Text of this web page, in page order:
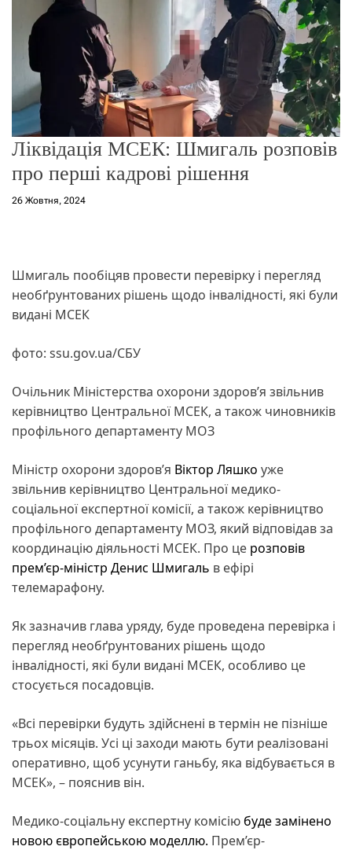
Ліквідація МСЕК: Шмигаль розповів
про перші кадрові рішення
26 Жовтня, 2024
Шмигаль пообіцяв провести перевірку і перегляд
необґрунтованих рішень щодо інвалідності, які були
видані МСЕК
фото: ssu.gov.ua/СБУ
Очільник Міністерства охорони здоров’я звільнив
керівництво Центральної МСЕК, а також чиновників
профільного департаменту МОЗ
Міністр охорони здоров’я Віктор Ляшко уже
звільнив керівництво Центральної медико-
соціальної експертної комісії, а також керівництво
профільного департаменту МОЗ, який відповідав за
координацію діяльності МСЕК. Про це розповів
прем’єр-міністр Денис Шмигаль в ефірі
телемарафону.
Як зазначив глава уряду, буде проведена перевірка і
перегляд необґрунтованих рішень щодо
інвалідності, які були видані МСЕК, особливо це
стосується посадовців.
«Всі перевірки будуть здійснені в термін не пізніше
трьох місяців. Усі ці заходи мають бути реалізовані
оперативно, щоб усунути ганьбу, яка відбувається в
МСЕК», – пояснив він.
Медико-соціальну експертну комісію буде замінено
новою європейською моделлю. Прем’єр-